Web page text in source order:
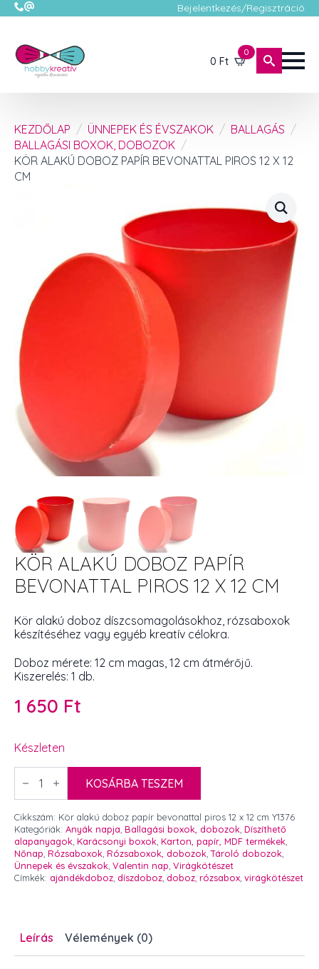
Bejelentkezés/Regisztráció
0 Ft
0
KEZDŐLAP ÜNNEPEK ÉS ÉVSZAKOK
BALLAGÁS
BALLAGÁSI BOXOK, DOBOZOK
KÖR ALAKÚ DOBOZ PAPÍR BEVONATTAL PIROS 12 X 12
CM
KÖR ALAKÚ DOBOZ PAPÍR
BEVONATTAL PIROS 12 X 12 CM
Kör alakú doboz díszcsomagolásokhoz, rózsaboxok
készítéséhez vagy egyéb kreatív célokra.
Doboz mérete: 12 cm magas, 12 cm átmérőjű.
Kiszerelés: 1 db.
1 650 Ft
Készleten
Kör
alakú
bevonattal
piros
12
x
12
cm
mennyiség
KOSÁRBA TESZEM
Cikkszám: Kör alakú doboz papír bevonattal piros 12 x 12 cm Y1376
Kategóriák: Anyák napja, Ballagási boxok, dobozok, Díszíthető
alapanyagok, Karácsonyi boxok, Karton, papír, MDF termékek,
Nőnap, Rózsaboxok, Rózsaboxok, dobozok,Tároló dobozok,
Ünnepek és évszakok, Valentin nap, Virágkötészet
Címkék: ajándékdoboz, díszdoboz, doboz, rózsabox, virágkötészet
Leírás Vélemények (0)